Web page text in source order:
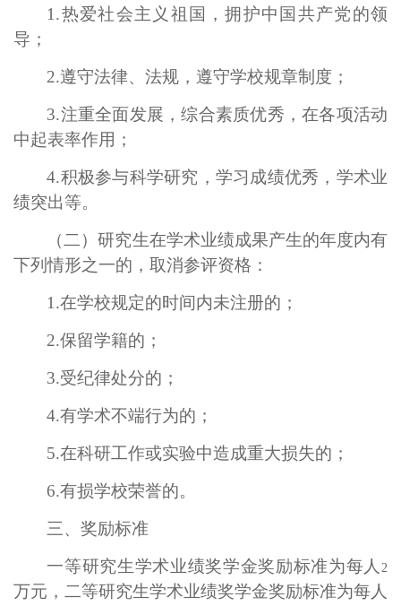
1.热爱社会主义祖国，拥护中国共产党的领
导；
2.遵守法律、法规，遵守学校规章制度；
3.注重全面发展，综合素质优秀，在各项活动
中起表率作用；
4.积极参与科学研究，学习成绩优秀，学术业
绩突出等。
（二）研究生在学术业绩成果产生的年度内有
下列情形之一的，取消参评资格：
1.在学校规定的时间内未注册的；
2.保留学籍的；
3.受纪律处分的；
4.有学术不端行为的；
5.在科研工作或实验中造成重大损失的；
6.有损学校荣誉的。
三、奖励标准
一等研究生学术业绩奖学金奖励标准为每人 2
万元，二等研究生学术业绩奖学金奖励标准为每人